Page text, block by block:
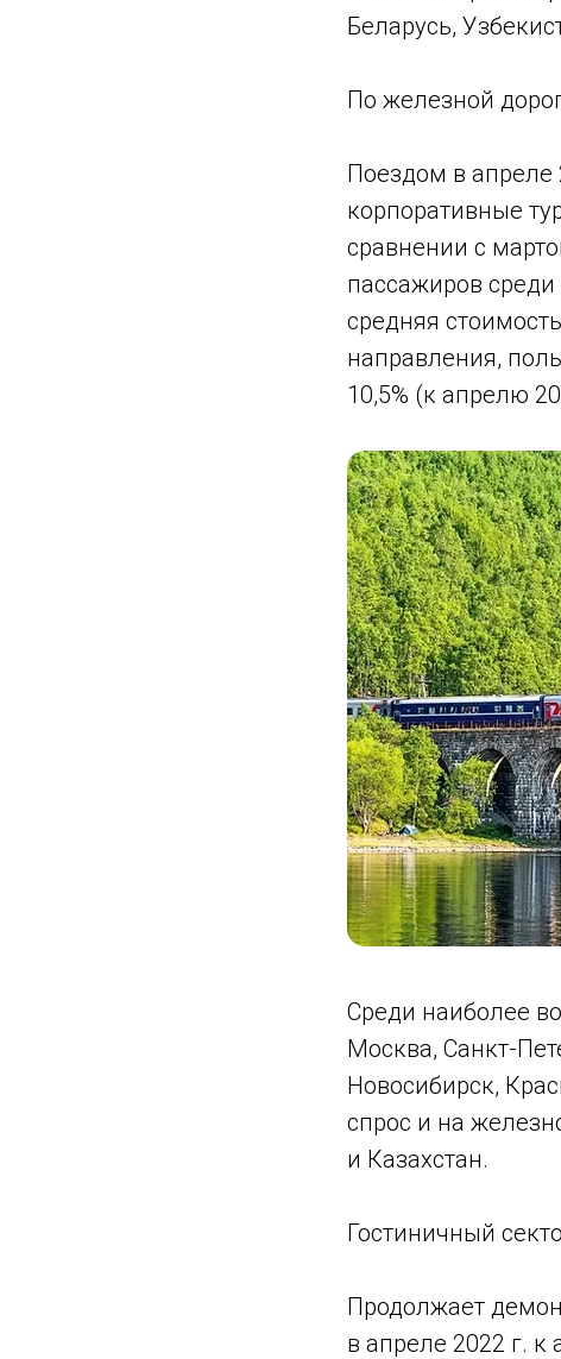
Беларусь,
По железной
Поездом в апреле
корпоративные
сравнении с
пассажиров
средняя
направления,
10,5% (к апрелю
Среди наиболее
Москва, Санкт-
Новосибирск,
спрос и на
и Казахстан.
Гостиничный
Продолжает
в апреле 2022 г. к